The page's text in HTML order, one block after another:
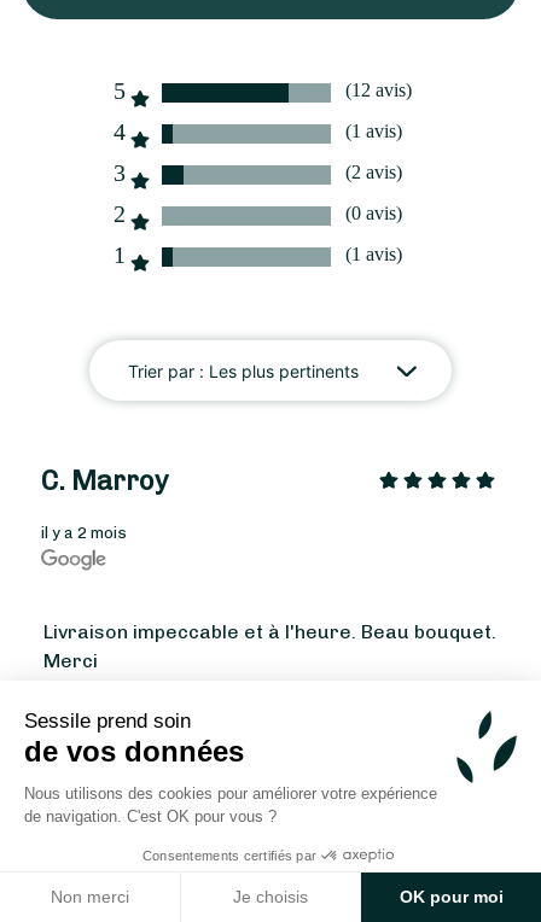
Sessile prend soin
de vos données
Nous utilisons des cookies pour améliorer votre expérience
de navigation. C'est OK pour vous ?
Consentements certifiés par
Non merci Je choisis OK pour moi
Personnaliser
Trier par : Les plus pertinents
5 (12 avis)
4 (1 avis)
3 (2 avis)
2 (0 avis)
1 (1 avis)
C. Marroy
il y a 2 mois
Livraison impeccable et à l'heure. Beau bouquet.
Merci
Germain Trouvé
il y a 4 mois
Franchement, une super découverte ! Les fleurs